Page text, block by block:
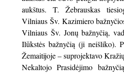
aukštus. T. Žebrauskas
Vilniaus Šv. Kazimiero
Vilniaus Šv. Jonų bažnyčią,
Ilūkstės bažnyčią (ji neišliko).
Žemaitijoje – suprojektavo
Nekaltojo Prasidėjimo